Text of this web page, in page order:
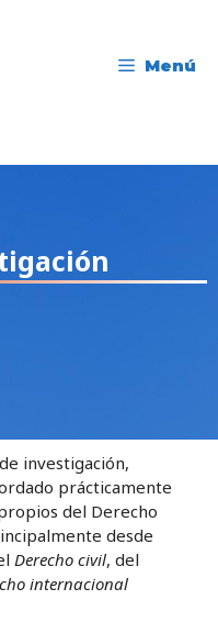
Menú
investigación,
prácticamente
del Derecho
desde
Derecho civil, del
internacional